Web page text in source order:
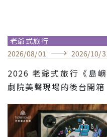
老爺式旅行
2026/08/01 2026/10/
2026 老爺式旅行《島
劇院美聲現場的後台開箱